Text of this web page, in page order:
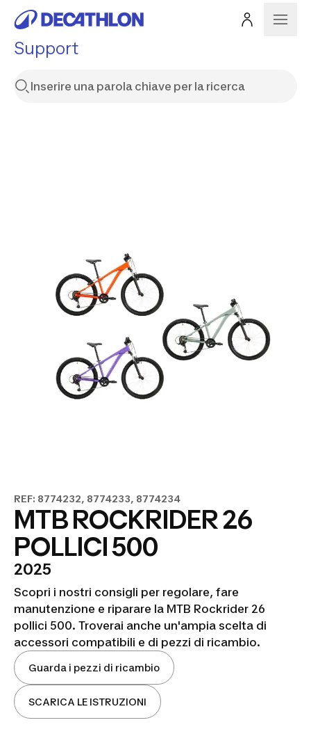
Support
REF: 8774232, 8774233, 8774234
MTB ROCKRIDER 26
POLLICI 500
2025
Scopri i nostri consigli per regolare, fare
manutenzione e riparare la MTB Rockrider 26
pollici 500. Troverai anche un'ampia scelta di
accessori compatibili e di pezzi di ricambio.
Guarda i pezzi di ricambio
SCARICA LE ISTRUZIONI